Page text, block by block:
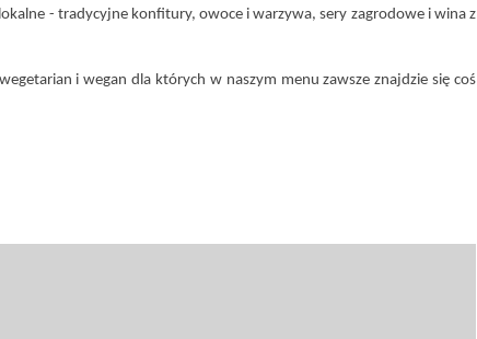
- tradycyjne konfitury, owoce i warzywa, sery zagrodowe i wina z
i wegan dla których w naszym menu zawsze znajdzie się coś